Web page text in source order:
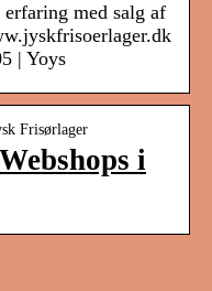
med salg af
| Yoys
Frisørlager
i